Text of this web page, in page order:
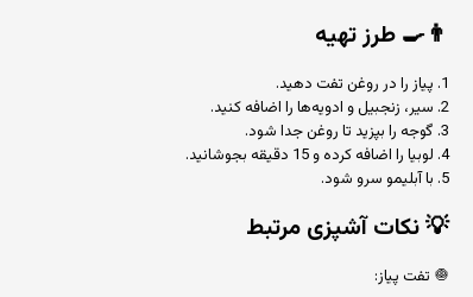
👨‍🍳 طرز تهیه
1. پیاز را در روغن تفت دهید.
2. سیر، زنجبیل و ادویه‌ها را اضافه کنید.
3. گوجه را بپزید تا روغن جدا شود.
4. لوبیا را اضافه کرده و 15 دقیقه بجوشانید.
5. با آبلیمو سرو شود.
💡نکات آشپزی مرتبط
🧅 تفت پیاز: